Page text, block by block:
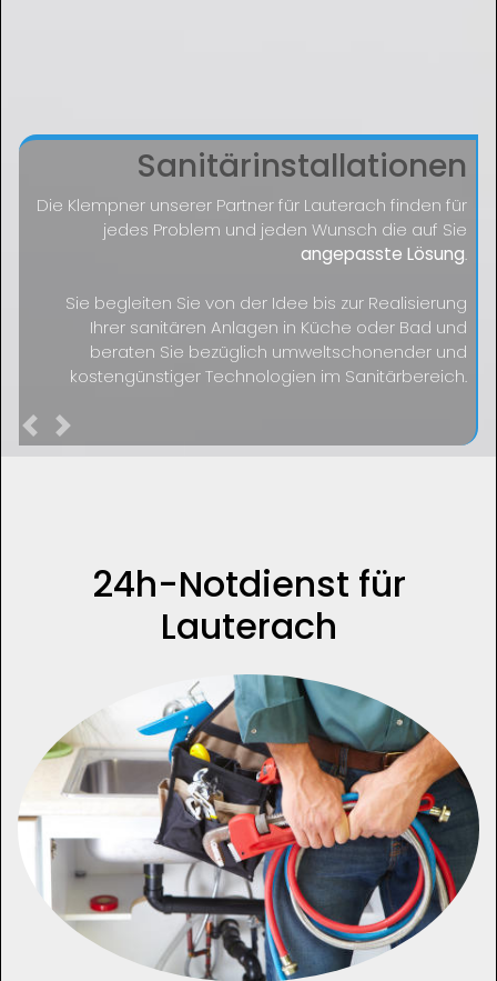
Sanitärinstallationen
Die Klempner unserer Partner für Lauterach finden für
jedes Problem und jeden Wunsch die auf Sie
angepasste Lösung.
Sie begleiten Sie von der Idee bis zur Realisierung
Ihrer sanitären Anlagen in Küche oder Bad und
beraten Sie bezüglich umweltschonender und
kostengünstiger Technologien im Sanitärbereich.
Previous
24h-Notdienst für
Lauterach